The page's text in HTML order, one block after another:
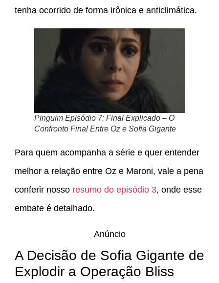
tenha ocorrido de forma irônica e anticlimática.
Pinguim Episódio 7: Final Explicado – O
Confronto Final Entre Oz e Sofia Gigante
Para quem acompanha a série e quer entender
melhor a relação entre Oz e Maroni, vale a pena
conferir nosso resumo do episódio 3, onde esse
embate é detalhado.
Anúncio
A Decisão de Sofia Gigante de
Explodir a Operação Bliss